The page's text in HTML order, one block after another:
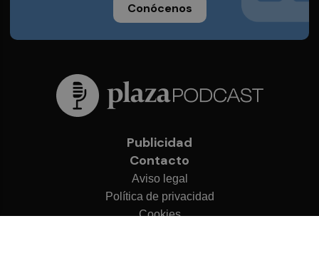
Conócenos
Publicidad
Contacto
Aviso legal
Política de privacidad
Cookies